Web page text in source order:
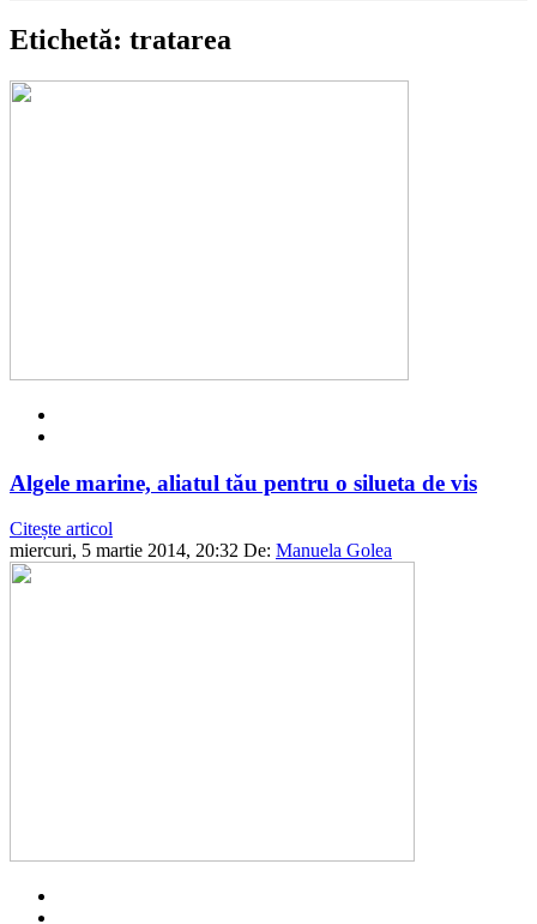
Etichetă: tratarea
Algele marine, aliatul tău pentru o silueta de vis
Citește articol
miercuri, 5 martie 2014, 20:32 De: Manuela Golea